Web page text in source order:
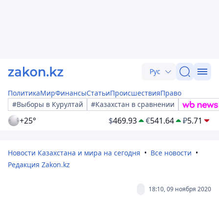
Рус
ПолитикаМирФинансыСтатьиПроисшествияПраво
#Выборы в Курултай
#Казахстан в сравнении
+25° $469.93 €541.64 ₽5.71
Новости Казахстана и мира на сегодня
Все новости
Редакция Zakon.kz
18:10, 09 ноября 2020